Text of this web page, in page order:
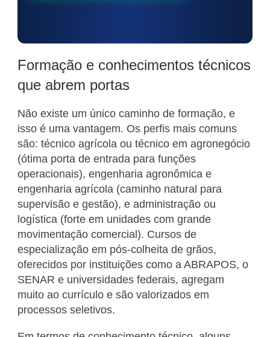
Formação e conhecimentos técnicos
que abrem portas
Não existe um único caminho de formação, e
isso é uma vantagem. Os perfis mais comuns
são: técnico agrícola ou técnico em agronegócio
(ótima porta de entrada para funções
operacionais), engenharia agronômica e
engenharia agrícola (caminho natural para
supervisão e gestão), e administração ou
logística (forte em unidades com grande
movimentação comercial). Cursos de
especialização em pós-colheita de grãos,
oferecidos por instituições como a ABRAPOS, o
SENAR e universidades federais, agregam
muito ao currículo e são valorizados em
processos seletivos.